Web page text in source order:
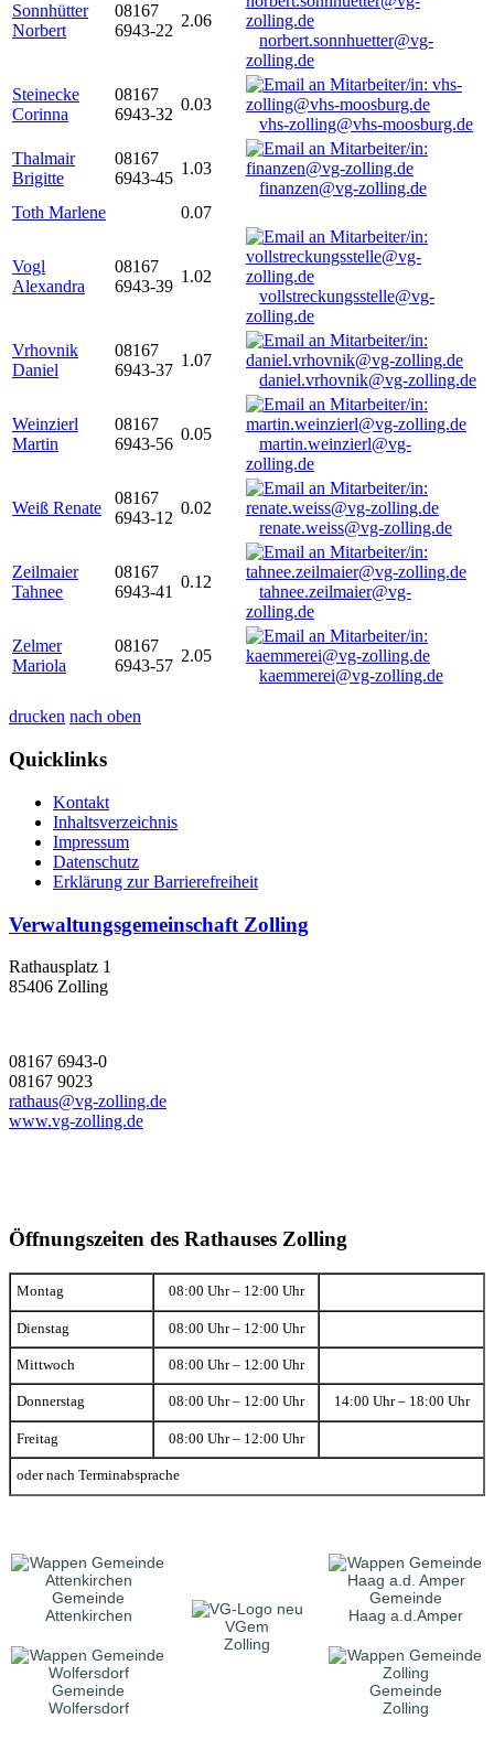
Sonnhütter
Norbert
08167
6943-22
2.06
norbert.sonnhuetter@vg-
zolling.de
Steinecke
Corinna
08167
6943-32
0.03
vhs-zolling@vhs-moosburg.de
Thalmair
Brigitte
08167
6943-45
1.03
finanzen@vg-zolling.de
Toth Marlene
0.07
Vogl
Alexandra
08167
6943-39
1.02
vollstreckungsstelle@vg-
zolling.de
Vrhovnik
Daniel
08167
6943-37
1.07
daniel.vrhovnik@vg-zolling.de
Weinzierl
Martin
08167
6943-56
0.05
martin.weinzierl@vg-
zolling.de
Weiß Renate
08167
6943-12
0.02
renate.weiss@vg-zolling.de
Zeilmaier
Tahnee
08167
6943-41
0.12
tahnee.zeilmaier@vg-
zolling.de
Zelmer
Mariola
08167
6943-57
2.05
kaemmerei@vg-zolling.de
drucken nach oben
Quicklinks
Kontakt
Inhaltsverzeichnis
Impressum
Datenschutz
Erklärung zur Barrierefreiheit
Verwaltungsgemeinschaft Zolling
Rathausplatz 1
85406 Zolling
08167 6943-0
08167 9023
rathaus@vg-zolling.de
www.vg-zolling.de
Öffnungszeiten des Rathauses Zolling
Montag 08:00 Uhr – 12:00 Uhr
Dienstag 08:00 Uhr – 12:00 Uhr
Mittwoch 08:00 Uhr – 12:00 Uhr
Donnerstag 08:00 Uhr – 12:00 Uhr 14:00 Uhr – 18:00 Uhr
Freitag 08:00 Uhr – 12:00 Uhr
oder nach Terminabsprache
Gemeinde
Attenkirchen
VGem
Zolling
Gemeinde
Haag a.d.Amper
Gemeinde
Wolfersdorf
Gemeinde
Zolling